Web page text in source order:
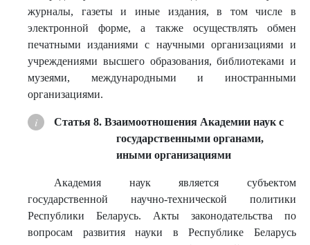
журналы, газеты и иные издания, в том числе в
электронной форме, а также осуществлять обмен
печатными изданиями с научными организациями и
учреждениями высшего образования, библиотеками и
музеями, международными и иностранными
организациями.
Статья 8. Взаимоотношения Академии наук с
государственными органами,
иными организациями
Академия наук является субъектом
государственной научно-технической политики
Республики Беларусь. Акты законодательства по
вопросам развития науки в Республике Беларусь